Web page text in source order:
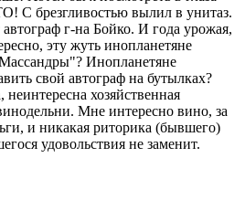
С брезгливостью вылил в унитаз.
автограф г-на Бойко. И года урожая,
эту жуть инопланетяне
Инопланетяне
свой автограф на бутылках?
хозяйственная
Мне интересно вино, за
и никакая риторика (бывшего)
удовольствия не заменит.